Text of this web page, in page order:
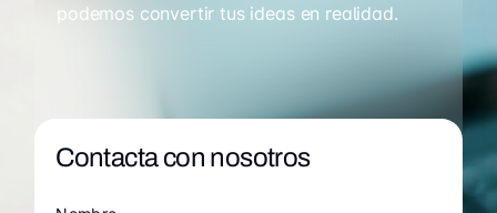
podemos convertir tus ideas en realidad.
Contacta con nosotros